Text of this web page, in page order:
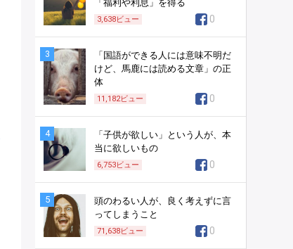
「福利や利息」を得る
3,638ビュー 0
3
「国語ができる人には意味不明だ
けど、馬鹿には読める文章」の正
体
11,182ビュー 0
4
「子供が欲しい」という人が、本
当に欲しいもの
6,753ビュー 0
5
頭のわるい人が、良く考えずに言
ってしまうこと
71,638ビュー 0